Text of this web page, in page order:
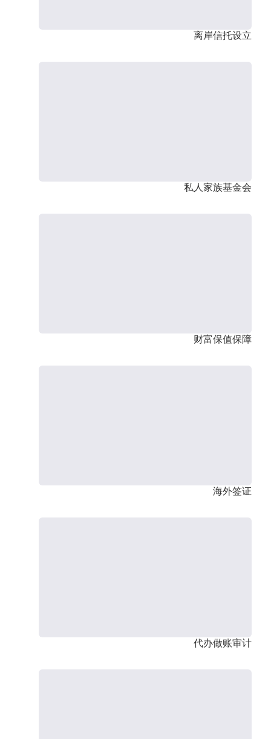
离岸信托设立
私人家族基金会
财富保值保障
海外签证
代办做账审计